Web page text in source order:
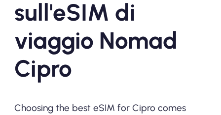
sull'eSIM di
viaggio Nomad
Cipro
Choosing the best eSIM for Cipro comes